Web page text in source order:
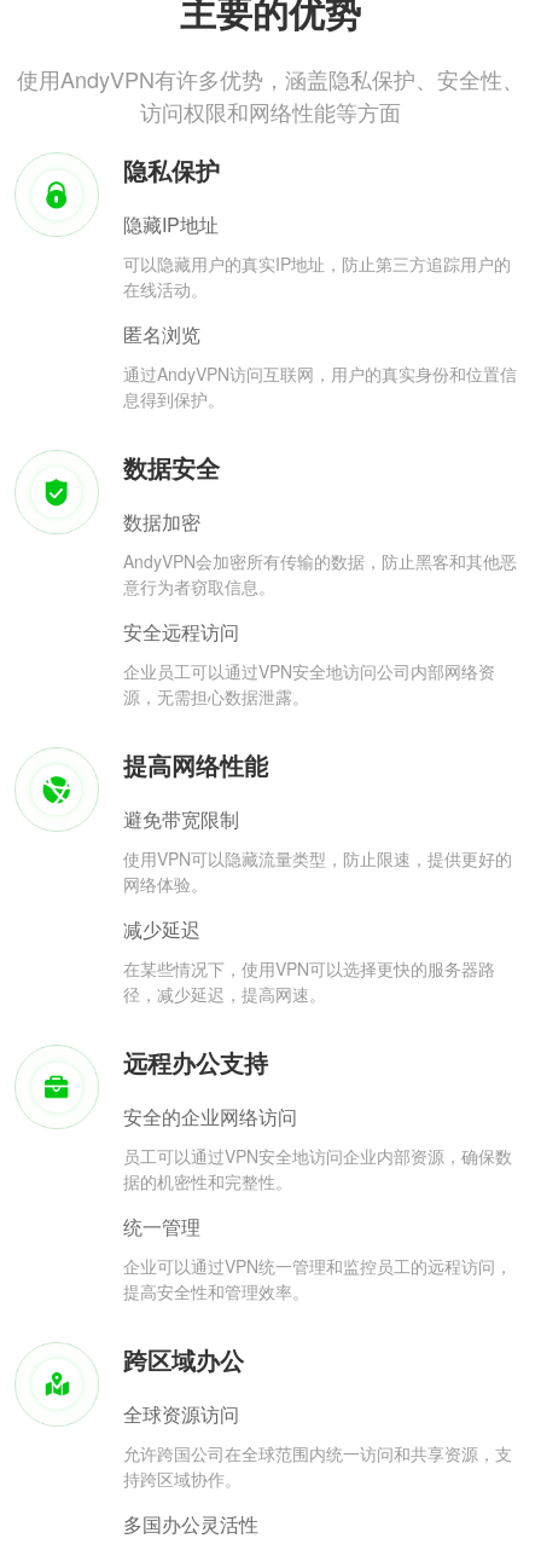
主要的优势
使用AndyVPN有许多优势，涵盖隐私保护、安全性、
访问权限和网络性能等方面
隐私保护
隐藏IP地址
可以隐藏用户的真实IP地址，防止第三方追踪用户的
在线活动。
匿名浏览
通过AndyVPN访问互联网，用户的真实身份和位置信
息得到保护。
数据安全
数据加密
AndyVPN会加密所有传输的数据，防止黑客和其他恶
意行为者窃取信息。
安全远程访问
企业员工可以通过VPN安全地访问公司内部网络资
源，无需担心数据泄露。
提高网络性能
避免带宽限制
使用VPN可以隐藏流量类型，防止限速，提供更好的
网络体验。
减少延迟
在某些情况下，使用VPN可以选择更快的服务器路
径，减少延迟，提高网速。
远程办公支持
安全的企业网络访问
员工可以通过VPN安全地访问企业内部资源，确保数
据的机密性和完整性。
统一管理
企业可以通过VPN统一管理和监控员工的远程访问，
提高安全性和管理效率。
跨区域办公
全球资源访问
允许跨国公司在全球范围内统一访问和共享资源，支
持跨区域协作。
多国办公灵活性